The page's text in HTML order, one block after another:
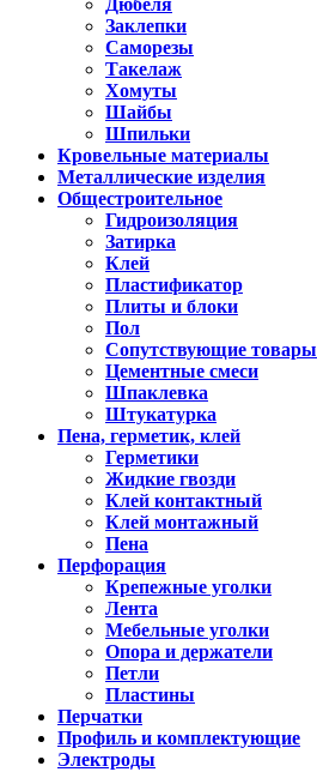
Дюбеля
Заклепки
Саморезы
Такелаж
Хомуты
Шайбы
Шпильки
Кровельные материалы
Металлические изделия
Общестроительное
Гидроизоляция
Затирка
Клей
Пластификатор
Плиты и блоки
Пол
Сопутствующие товары
Цементные смеси
Шпаклевка
Штукатурка
Пена, герметик, клей
Герметики
Жидкие гвозди
Клей контактный
Клей монтажный
Пена
Перфорация
Крепежные уголки
Лента
Мебельные уголки
Опора и держатели
Петли
Пластины
Перчатки
Профиль и комплектующие
Электроды